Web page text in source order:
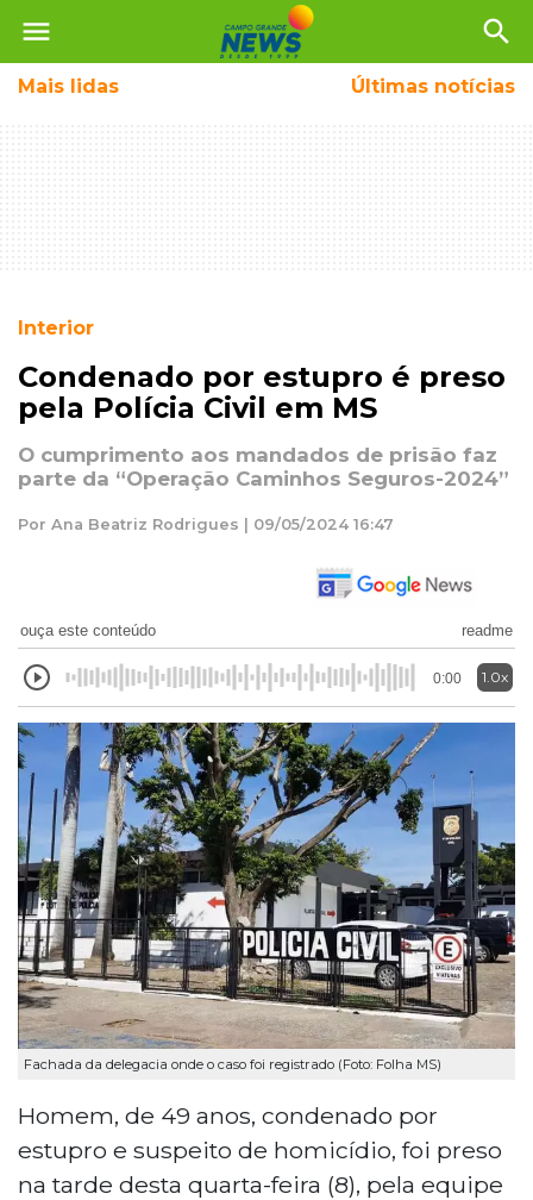
menu search
Mais lidas Últimas notícias
Interior
Condenado por estupro é preso
pela Polícia Civil em MS
O cumprimento aos mandados de prisão faz
parte da “Operação Caminhos Seguros-2024”
Por Ana Beatriz Rodrigues | 09/05/2024 16:47
ouça este conteúdo readme
0:00 1.0x
Fachada da delegacia onde o caso foi registrado (Foto: Folha MS)
Homem, de 49 anos, condenado por
estupro e suspeito de homicídio, foi preso
na tarde desta quarta-feira (8), pela equipe